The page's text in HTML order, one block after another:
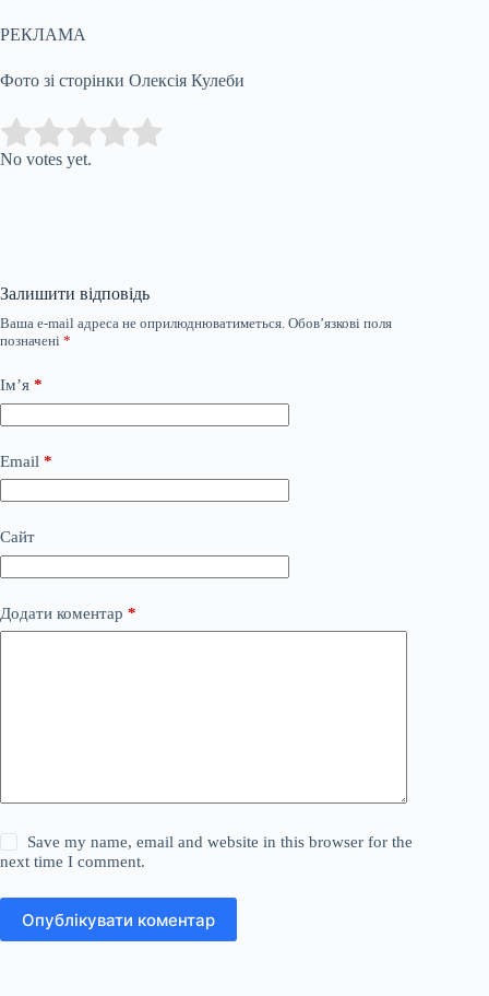
РЕКЛАМА
Фото зі сторінки Олексія Кулеби
Rate this item:
No votes yet.
Залишити відповідь
Ваша e-mail адреса не оприлюднюватиметься. Обов’язкові поля
позначені *
Ім’я *
Email *
Сайт
Додати коментар *
Save my name, email and website in this browser for the
next time I comment.
Опублікувати коментар